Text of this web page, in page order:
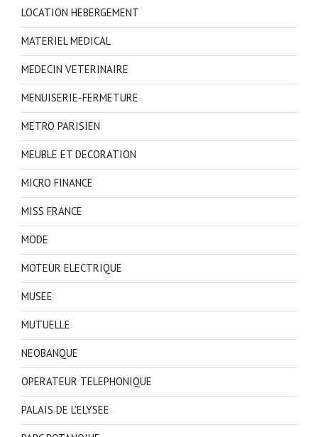
LOCATION HEBERGEMENT
MATERIEL MEDICAL
MEDECIN VETERINAIRE
MENUISERIE-FERMETURE
METRO PARISIEN
MEUBLE ET DECORATION
MICRO FINANCE
MISS FRANCE
MODE
MOTEUR ELECTRIQUE
MUSEE
MUTUELLE
NEOBANQUE
OPERATEUR TELEPHONIQUE
PALAIS DE L'ELYSEE